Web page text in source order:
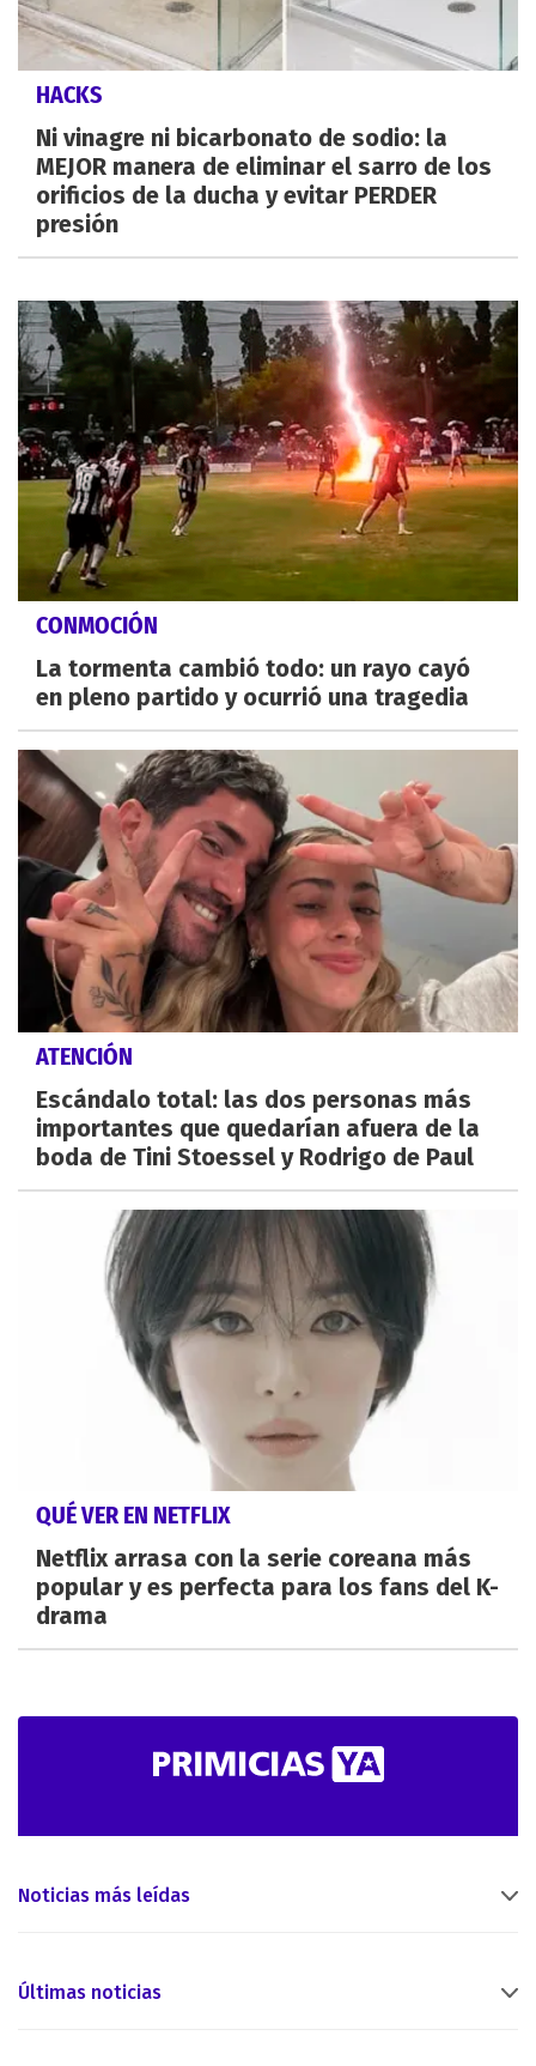
HACKS
Ni vinagre ni bicarbonato de sodio: la
MEJOR manera de eliminar el sarro de los
orificios de la ducha y evitar PERDER
presión
CONMOCIÓN
La tormenta cambió todo: un rayo cayó
en pleno partido y ocurrió una tragedia
ATENCIÓN
Escándalo total: las dos personas más
importantes que quedarían afuera de la
boda de Tini Stoessel y Rodrigo de Paul
QUÉ VER EN NETFLIX
Netflix arrasa con la serie coreana más
popular y es perfecta para los fans del K-
drama
Noticias más leídas
Últimas noticias